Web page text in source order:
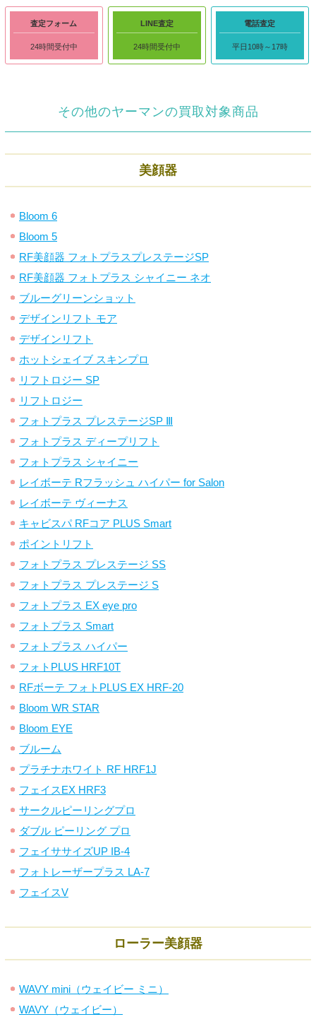
査定フォーム
24時間受付中
LINE査定
24時間受付中
電話査定
平日10時～17時
その他のヤーマンの買取対象商品
美顔器
Bloom 6
Bloom 5
RF美顔器 フォトプラスプレステージSP
RF美顔器 フォトプラス シャイニー ネオ
ブルーグリーンショット
デザインリフト モア
デザインリフト
ホットシェイブ スキンプロ
リフトロジー SP
リフトロジー
フォトプラス プレステージSP Ⅲ
フォトプラス ディープリフト
フォトプラス シャイニー
レイボーテ Rフラッシュ ハイパー for Salon
レイボーテ ヴィーナス
キャビスパ RFコア PLUS Smart
ポイントリフト
フォトプラス プレステージ SS
フォトプラス プレステージ S
フォトプラス EX eye pro
フォトプラス Smart
フォトプラス ハイパー
フォトPLUS HRF10T
RFボーテ フォトPLUS EX HRF-20
Bloom WR STAR
Bloom EYE
ブルーム
プラチナホワイト RF HRF1J
フェイスEX HRF3
サークルピーリングプロ
ダブル ピーリング プロ
フェイササイズUP IB-4
フォトレーザープラス LA-7
フェイスV
ローラー美顔器
WAVY mini（ウェイビー ミニ）
WAVY（ウェイビー）